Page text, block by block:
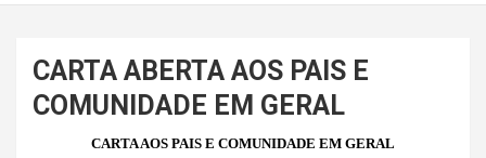
CARTA ABERTA AOS PAIS E
COMUNIDADE EM GERAL
CARTA AOS PAIS E COMUNIDADE EM GERAL